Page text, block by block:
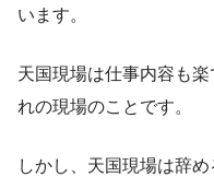
います。
天国現場は仕事内容も
れの現場のことです。
しかし、天国現場は辞